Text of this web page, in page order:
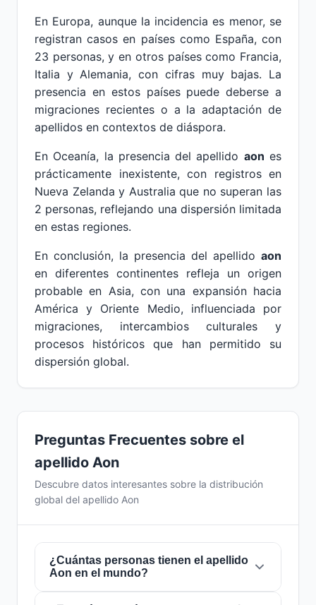
En Europa, aunque la incidencia es menor, se
registran casos en países como España, con
23 personas, y en otros países como Francia,
Italia y Alemania, con cifras muy bajas. La
presencia en estos países puede deberse a
migraciones recientes o a la adaptación de
apellidos en contextos de diáspora.
En Oceanía, la presencia del apellido aon es
prácticamente inexistente, con registros en
Nueva Zelanda y Australia que no superan las
2 personas, reflejando una dispersión limitada
en estas regiones.
En conclusión, la presencia del apellido aon
en diferentes continentes refleja un origen
probable en Asia, con una expansión hacia
América y Oriente Medio, influenciada por
migraciones, intercambios culturales y
procesos históricos que han permitido su
dispersión global.
Preguntas Frecuentes sobre el
apellido Aon
Descubre datos interesantes sobre la distribución
global del apellido Aon
¿Cuántas personas tienen el apellido
Aon en el mundo?